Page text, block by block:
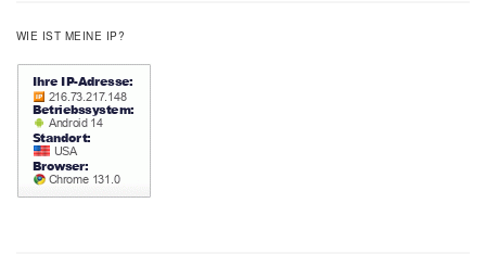
WIE IST MEINE IP?